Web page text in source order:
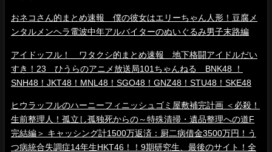
おネコさん的まとめ速報 僕の彼女はエリーちゃん人形！豆腐メ
ンタルメンヘラ電波中年アルバイターのぬいぐるみ男子末路編
アイドッフル！ ワタクシ的まとめ速報 地下格闘アイドルだい
すき！23 ひうらのアニメ放送局101ちゃんねる BNK48 ！
SNH48！JKT48！MNL48！SGO48！GNZ48！STU48！SKE48
ヒウラッフルのハーニーフィニッシュゴミ屋敷補完計画 ＜必殺！
生前整理人！孤立し孤独死からの～特殊清掃・遺品整理への道F
完結編＞ キャッシング計1500万返済：厨二病借金3500万円！う
つ病統合失調症14年生HKT46！！9期研究生、最後のサイト！全